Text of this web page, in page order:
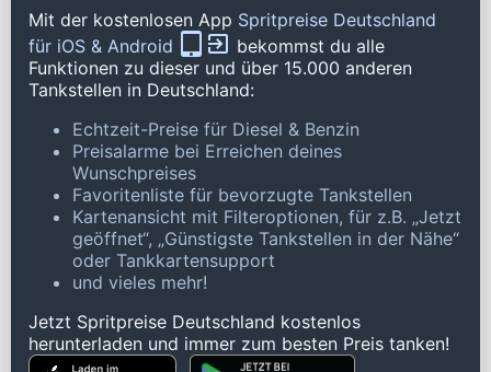
Mit der kostenlosen App Spritpreise Deutschland
für iOS & Android
bekommst du alle
Funktionen zu dieser und über 15.000 anderen
Tankstellen in Deutschland:
Echtzeit-Preise für Diesel & Benzin
Preisalarme bei Erreichen deines
Wunschpreises
Favoritenliste für bevorzugte Tankstellen
Kartenansicht mit Filteroptionen, für z.B. „Jetzt
geöffnet“, „Günstigste Tankstellen in der Nähe“
oder Tankkartensupport
und vieles mehr!
Jetzt Spritpreise Deutschland kostenlos
herunterladen und immer zum besten Preis tanken!